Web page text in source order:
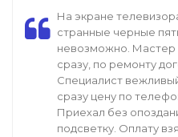
На экране
странные черные
невозможно. Мастер
сразу, по ремонту
Специалист
сразу цену по
Приехал без
подсветку. Оплату